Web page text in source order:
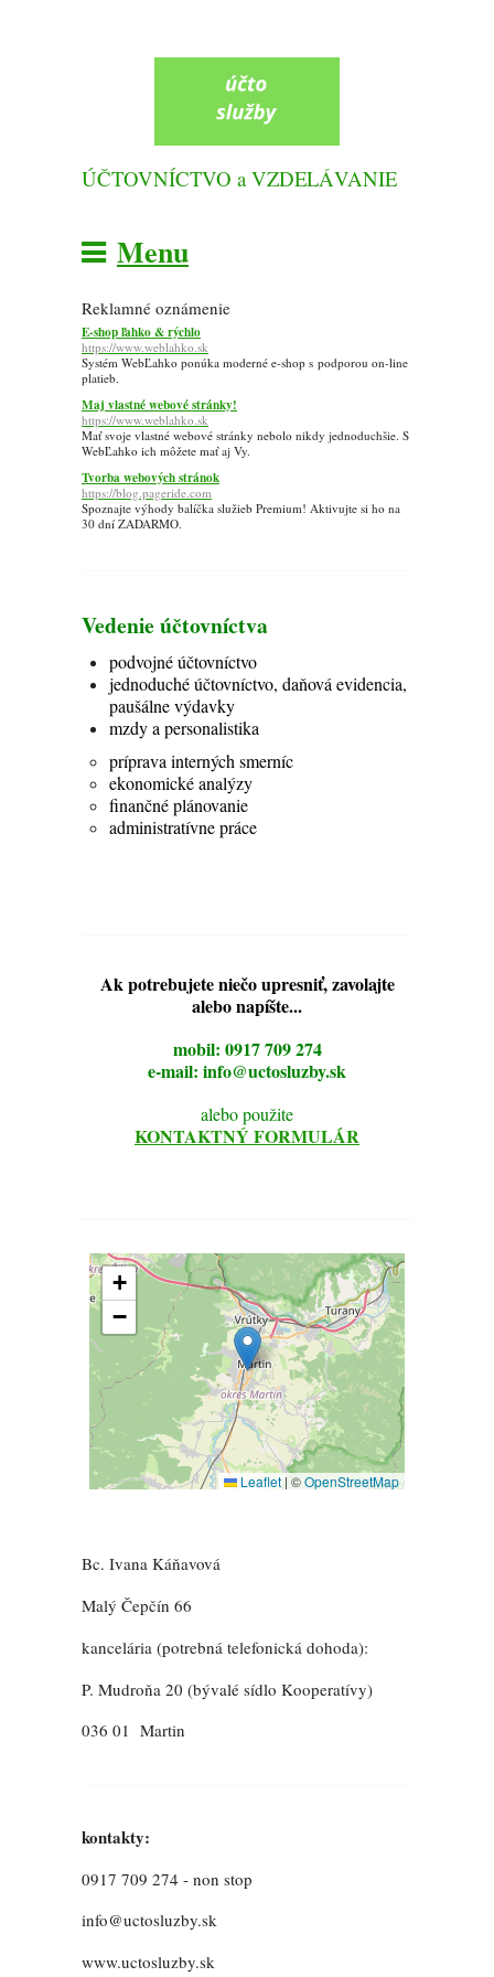
ÚČTOVNÍCTVO a VZDELÁVANIE
Menu
Reklamné oznámenie
E-shop ľahko & rýchlo
https://www.weblahko.sk
Systém WebĽahko ponúka moderné e-shop s podporou on-line
platieb.
Maj vlastné webové stránky!
https://www.weblahko.sk
Mať svoje vlastné webové stránky nebolo nikdy jednoduchšie. S
WebĽahko ich môžete mať aj Vy.
Tvorba webových stránok
https://blog.pageride.com
Spoznajte výhody balíčka služieb Premium! Aktivujte si ho na
30 dní ZADARMO.
Vedenie účtovníctva
podvojné účtovníctvo
jednoduché účtovníctvo, daňová evidencia,
paušálne výdavky
mzdy a personalistika
príprava interných smerníc
ekonomické analýzy
finančné plánovanie
administratívne práce
Ak potrebujete niečo upresniť, zavolajte
alebo napíšte...
mobil: 0917 709 274
e-mail: info@uctosluzby.sk
alebo použite
KONTAKTNÝ FORMULÁR
Bc. Ivana Káňavová
Malý Čepčín 66
kancelária (potrebná telefonická dohoda):
P. Mudroňa 20 (bývalé sídlo Kooperatívy)
036 01 Martin
kontakty:
0917 709 274 - non stop
info@uctosluzby.sk
www.uctosluzby.sk